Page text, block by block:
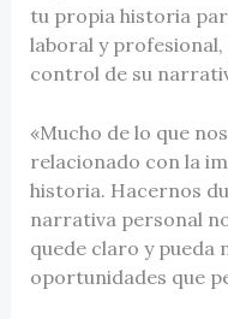
tu propia historia
laboral y
control de su
«Mucho de lo que
relacionado con la
historia. Hacernos
narrativa personal
quede claro y pueda
oportunidades que